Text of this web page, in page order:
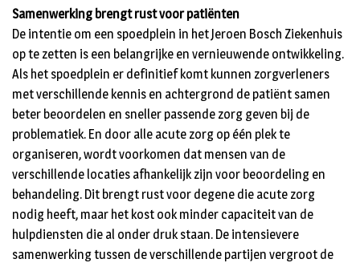
Samenwerking brengt rust voor patiënten
De intentie om een spoedplein in het Jeroen Bosch Ziekenhuis
op te zetten is een belangrijke en vernieuwende ontwikkeling.
Als het spoedplein er definitief komt kunnen zorgverleners
met verschillende kennis en achtergrond de patiënt samen
beter beoordelen en sneller passende zorg geven bij de
problematiek. En door alle acute zorg op één plek te
organiseren, wordt voorkomen dat mensen van de
verschillende locaties afhankelijk zijn voor beoordeling en
behandeling. Dit brengt rust voor degene die acute zorg
nodig heeft, maar het kost ook minder capaciteit van de
hulpdiensten die al onder druk staan. De intensievere
samenwerking tussen de verschillende partijen vergroot de